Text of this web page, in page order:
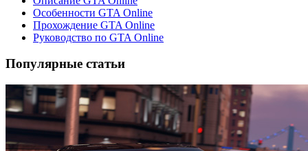
Особенности GTA Online
Прохождение GTA Online
Руководство по GTA Online
Популярные статьи